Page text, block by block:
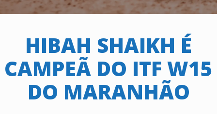
HIBAH SHAIKH É
CAMPEÃ DO ITF W15
DO MARANHÃO